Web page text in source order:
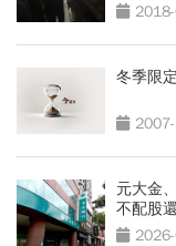
冬季限
元大金
不配股
發